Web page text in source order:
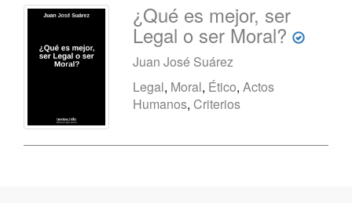
¿Qué es mejor, ser
Legal o ser Moral?
Juan José Suárez
Legal, Moral, Ético,Actos
Humanos, Criterios